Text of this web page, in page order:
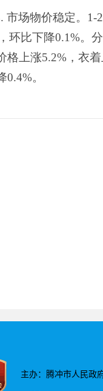
.市场物价稳定。 1-2
，环比下降0.1%。
格上涨5.2% ，衣
0.4%。